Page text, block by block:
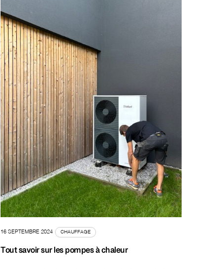
16 SEPTEMBRE 2024 CHAUFFAGE
Tout savoir sur les pompes à chaleur